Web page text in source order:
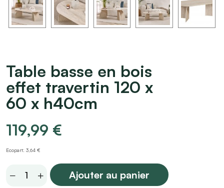
Table basse en bois
effet travertin 120 x
60 x h40cm
119,99 €
Ecopart: 3,64 €
Table
Ajouter au panier